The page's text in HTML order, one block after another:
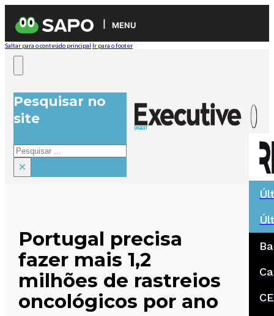
MENU
Saltar para o conteúdo principal Ir para o footer
Pesquisar no
site
Pesquisar
×
Portugal precisa
fazer mais 1,2
milhões de rastreios
oncológicos por ano